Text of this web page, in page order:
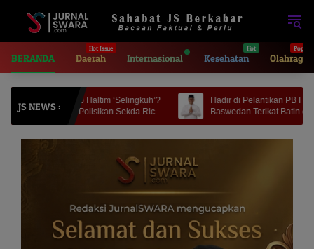
BERANDA Daerah Internasional Kesehatan Olahraga
JS NEWS :
Haltim ‘Selingkuh’?
Polisikan Sekda Ricky
Hadir di Pelantikan PB HIKMU | Anies
Baswedan Terikat Batin dengan Bumi Moloku
Kie Raha